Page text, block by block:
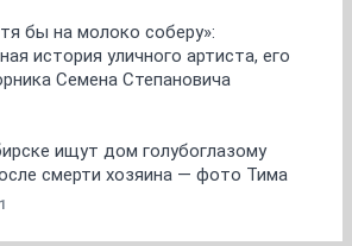
бы на молоко соберу»:
история уличного артиста, его
Семена Степановича
ищут дом голубоглазому
смерти хозяина — фото Тима